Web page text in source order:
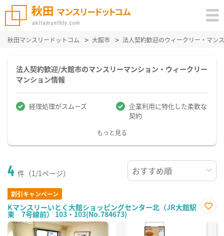
秋田マンスリードットコム 大館市 法人契約歓迎のウィークリー・マン
法人契約歓迎/大館市のマンスリーマンション・ウィークリー
マンション情報
経理処理がスムーズ
企業利用に特化した柔軟な
契約
もっと見る
4 件（1/1ページ）
割引キャンペーン
Kマンスリーいとく大館ショッピングセンター北（JR大館駅
東 7号線前） 103・103(No.784673)
に入